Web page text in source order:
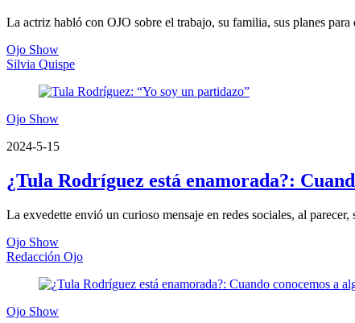
La actriz habló con OJO sobre el trabajo, su familia, sus planes para
Ojo Show
Silvia Quispe
Ojo Show
2024-5-15
¿Tula Rodríguez está enamorada?:
La exvedette envió un curioso mensaje en redes sociales, al
Ojo Show
Redacción Ojo
Ojo Show